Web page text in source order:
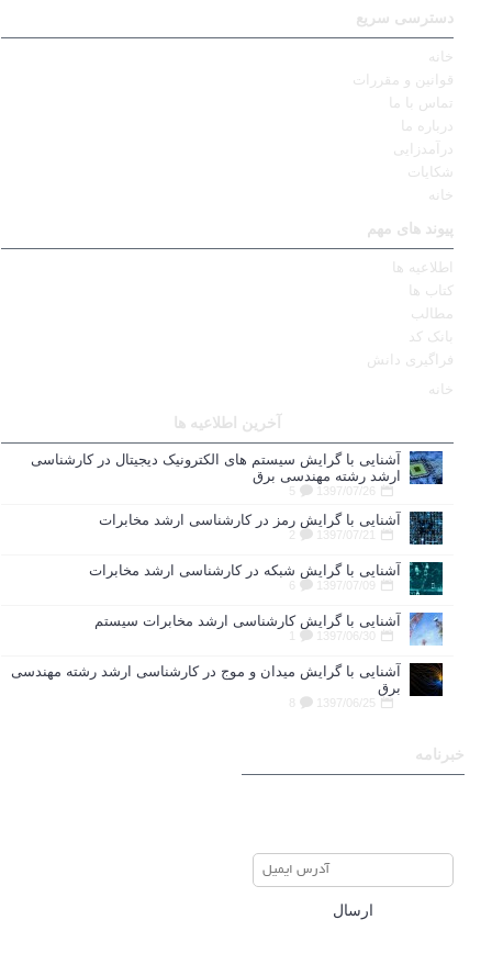
دسترسی سریع
خانه
قوانین و مقررات
تماس با ما
درباره ما
درآمدزایی
شکایات
خانه
پیوند های مهم
اطلاعیه ها
کتاب ها
مطالب
بانک کد
فراگیری دانش
خانه
آخرین اطلاعیه ها
آشنایی با گرایش سیستم های الکترونیک دیجیتال در کارشناسی
ارشد رشته مهندسی برق
1397/07/26
5
آشنایی با گرایش رمز در کارشناسی ارشد مخابرات
1397/07/21
آشنایی با گرایش شبکه در کارشناسی ارشد مخابرات
1397/07/09
آشنایی با گرایش کارشناسی ارشد مخابرات سیستم
1397/06/30
آشنایی با گرایش میدان و موج در کارشناسی ارشد رشته مهندسی
برق
1397/06/25
خبرنامه
ارسال